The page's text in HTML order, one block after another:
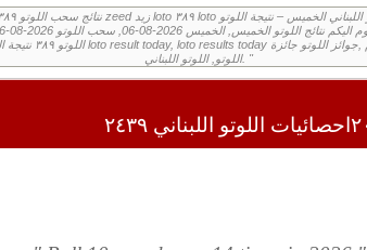
اللوتو, اللوتو اللبناني. "
احصائيات اللوتو اللبناني ٢٤٣٩